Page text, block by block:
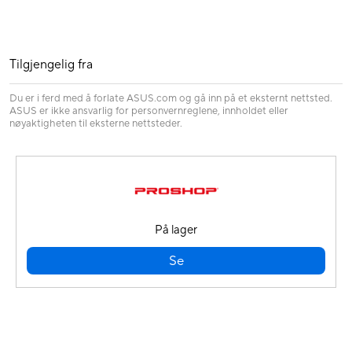
Tilgjengelig fra
Du er i ferd med å forlate ASUS.com og gå inn på et eksternt nettsted.
ASUS er ikke ansvarlig for personvernreglene, innholdet eller
nøyaktigheten til eksterne nettsteder.
På lager
Se